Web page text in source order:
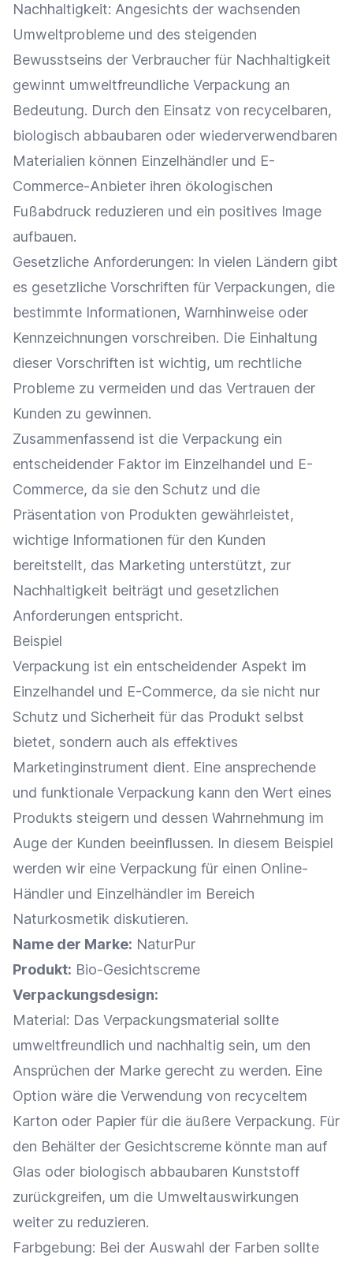
Nachhaltigkeit: Angesichts der wachsenden
Umweltprobleme und des steigenden
Bewusstseins der Verbraucher für Nachhaltigkeit
gewinnt umweltfreundliche Verpackung an
Bedeutung. Durch den Einsatz von recycelbaren,
biologisch abbaubaren oder wiederverwendbaren
Materialien können Einzelhändler und E-
Commerce-Anbieter ihren ökologischen
Fußabdruck reduzieren und ein positives Image
aufbauen.
Gesetzliche Anforderungen: In vielen Ländern gibt
es gesetzliche Vorschriften für Verpackungen, die
bestimmte Informationen, Warnhinweise oder
Kennzeichnungen vorschreiben. Die Einhaltung
dieser Vorschriften ist wichtig, um rechtliche
Probleme zu vermeiden und das Vertrauen der
Kunden zu gewinnen.
Zusammenfassend ist die Verpackung ein
entscheidender Faktor im Einzelhandel und E-
Commerce, da sie den Schutz und die
Präsentation von Produkten gewährleistet,
wichtige Informationen für den Kunden
bereitstellt, das Marketing unterstützt, zur
Nachhaltigkeit beiträgt und gesetzlichen
Anforderungen entspricht.
Beispiel
Verpackung ist ein entscheidender Aspekt im
Einzelhandel und E-Commerce, da sie nicht nur
Schutz und Sicherheit für das Produkt selbst
bietet, sondern auch als effektives
Marketinginstrument dient. Eine ansprechende
und funktionale Verpackung kann den Wert eines
Produkts steigern und dessen Wahrnehmung im
Auge der Kunden beeinflussen. In diesem Beispiel
werden wir eine Verpackung für einen Online-
Händler und Einzelhändler im Bereich
Naturkosmetik diskutieren.
Name der Marke: NaturPur
Produkt: Bio-Gesichtscreme
Verpackungsdesign:
Material: Das Verpackungsmaterial sollte
umweltfreundlich und nachhaltig sein, um den
Ansprüchen der Marke gerecht zu werden. Eine
Option wäre die Verwendung von recyceltem
Karton oder Papier für die äußere Verpackung. Für
den Behälter der Gesichtscreme könnte man auf
Glas oder biologisch abbaubaren Kunststoff
zurückgreifen, um die Umweltauswirkungen
weiter zu reduzieren.
Farbgebung: Bei der Auswahl der Farben sollte